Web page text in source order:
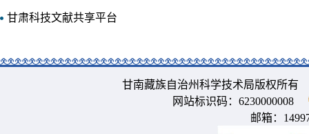
甘肃科技文献共享平台
甘南藏族自治州科学技术局版权所
网站标识码：6230000008
邮箱：